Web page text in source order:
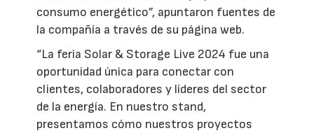
consumo energético”, apuntaron fuentes de
la compañía a través de su página web.
“La feria Solar & Storage Live 2024 fue una
oportunidad única para conectar con
clientes, colaboradores y líderes del sector
de la energía. En nuestro stand,
presentamos cómo nuestros proyectos